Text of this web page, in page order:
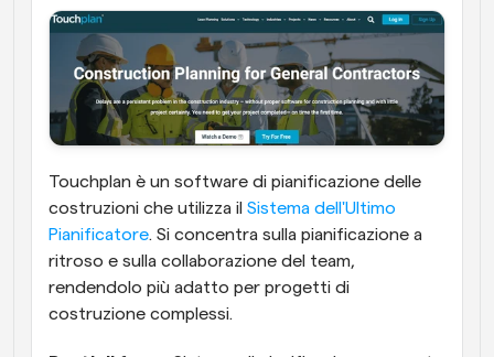
Touchplan è un software di pianificazione delle
costruzioni che utilizza il Sistema dell'Ultimo
Pianificatore. Si concentra sulla pianificazione a
ritroso e sulla collaborazione del team,
rendendolo più adatto per progetti di
costruzione complessi.